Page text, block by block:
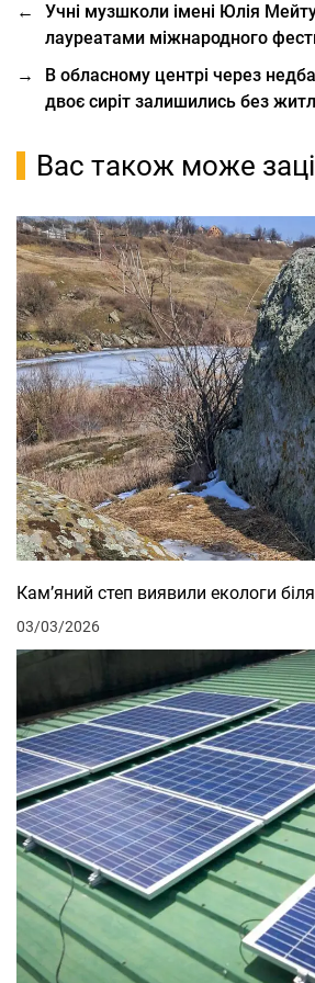
←
Учні музшколи імені Юлія
лауреатами міжнародного
→
В обласному центрі через
двоє сиріт залишились без
Вас також може
Кам’яний степ виявили екологи
03/03/2026